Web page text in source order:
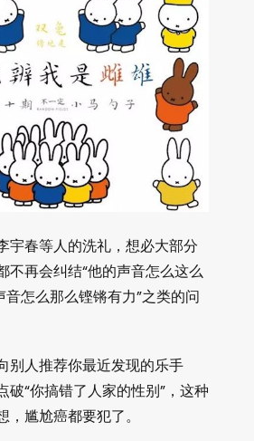
宇春等人的洗礼，想必大部分
不再会纠结“他的声音怎么这么
音怎么那么铿锵有力”之类的问
别人推荐你最近发现的乐手
破“你搞错了人家的性别”，这种
尴尬癌都要犯了。